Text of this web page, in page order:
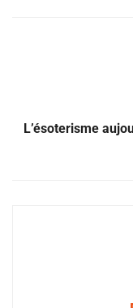
L’ésoterisme